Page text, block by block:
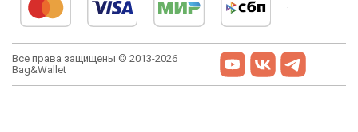
Все права защищены © 2013-2026